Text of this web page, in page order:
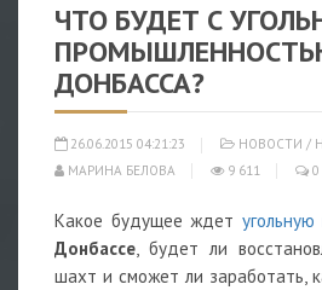
ЧТО БУДЕТ С
ДОНБАССА?
26.06.2015 04:21:23 НОВОСТИ /
МАРИНА БЕЛОВА
9 611 0
Какое будущее ждет
Донбассе, будет ли
шахт и сможет ли заработать,